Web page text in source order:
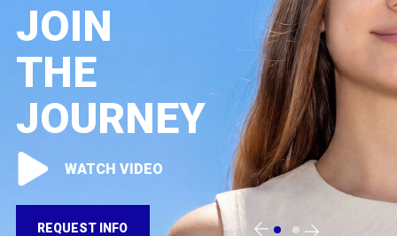
JOIN
THE
JOURNEY
WATCH VIDEO
REQUEST INFO